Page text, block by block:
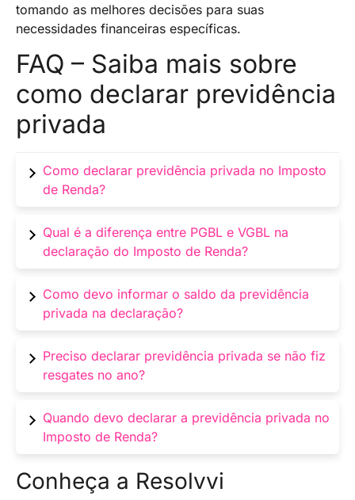
tomando as melhores decisões para suas
necessidades financeiras específicas.
FAQ – Saiba mais sobre
como declarar previdência
privada
Como declarar previdência privada no Imposto
de Renda?
No programa da Receita Federal, informe os
valores investidos em PGBL na ficha
“Rendimentos Tributáveis Recebidos de Pessoa
“Rendimentos Sujeitos à Tributação
Exclusiva/Definitiva”. Para VGBL, apenas
Qual é a diferença entre PGBL e VGBL na
declaração do Imposto de Renda?
Os valores investidos em PGBL podem ser
deduzidos do imposto de renda, enquanto os
investimentos em VGBL não oferecem essa
Como devo informar o saldo da previdência
privada na declaração?
Informe os saldos dos planos de previdência
privada na ficha “Bens e Direitos” do programa
da Receita Federal, utilizando o código
para PGBL e código 37 para VGBL).
Preciso declarar previdência privada se não fiz
resgates no ano?
Sim, mesmo que não tenha realizado resgates
no ano, é necessário informar os saldos dos
planos de previdência privada na declaração
Quando devo declarar a previdência privada no
Imposto de Renda?
A declaração da previdência privada deve ser
feita anualmente, dentro do prazo estabelecido
Conheça a Resolvvi